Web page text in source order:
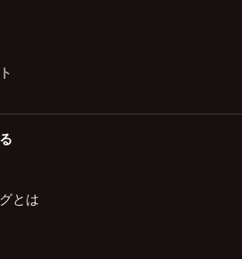
とは